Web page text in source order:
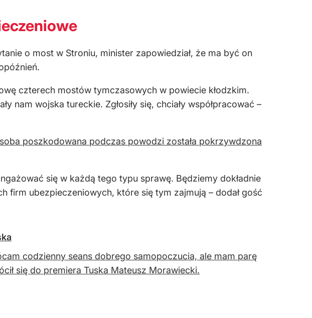
o most w Stroniu, minister zapowiedział, że ma być on
czterech mostów tymczasowych w powiecie kłodzkim.
nam wojska tureckie. Zgłosiły się, chciały współpracować –
poszkodowana podczas powodzi została pokrzywdzona
się w każdą tego typu sprawę. Będziemy dokładnie
firm ubezpieczeniowych, które się tym zajmują – dodał gość
codzienny seans dobrego samopoczucia, ale mam parę
się do premiera Tuska Mateusz Morawiecki.